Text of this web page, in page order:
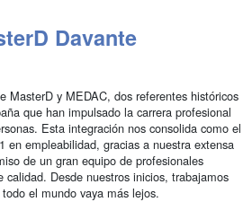
Davante
MasterD y MEDAC, dos referentes históricos
que han impulsado la carrera profesional
Esta integración nos consolida como el
en empleabilidad, gracias a nuestra extensa
de un gran equipo de profesionales
calidad. Desde nuestros inicios, trabajamos
el mundo vaya más lejos.